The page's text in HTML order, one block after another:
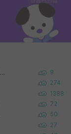
Korea University 수학, 컴퓨터과학 이학사, UC Berkeley 산업공학 대학원 공학박사가 되는 것은 쉽지 않겠죠? 9
274
1388
72
50
27